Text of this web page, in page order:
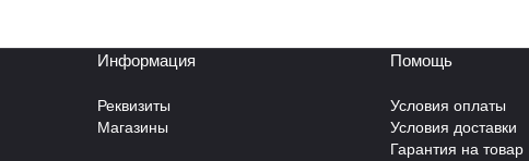
Информация
Реквизиты
Магазины
Помощь
Условия оплаты
Условия доставки
Гарантия на товар